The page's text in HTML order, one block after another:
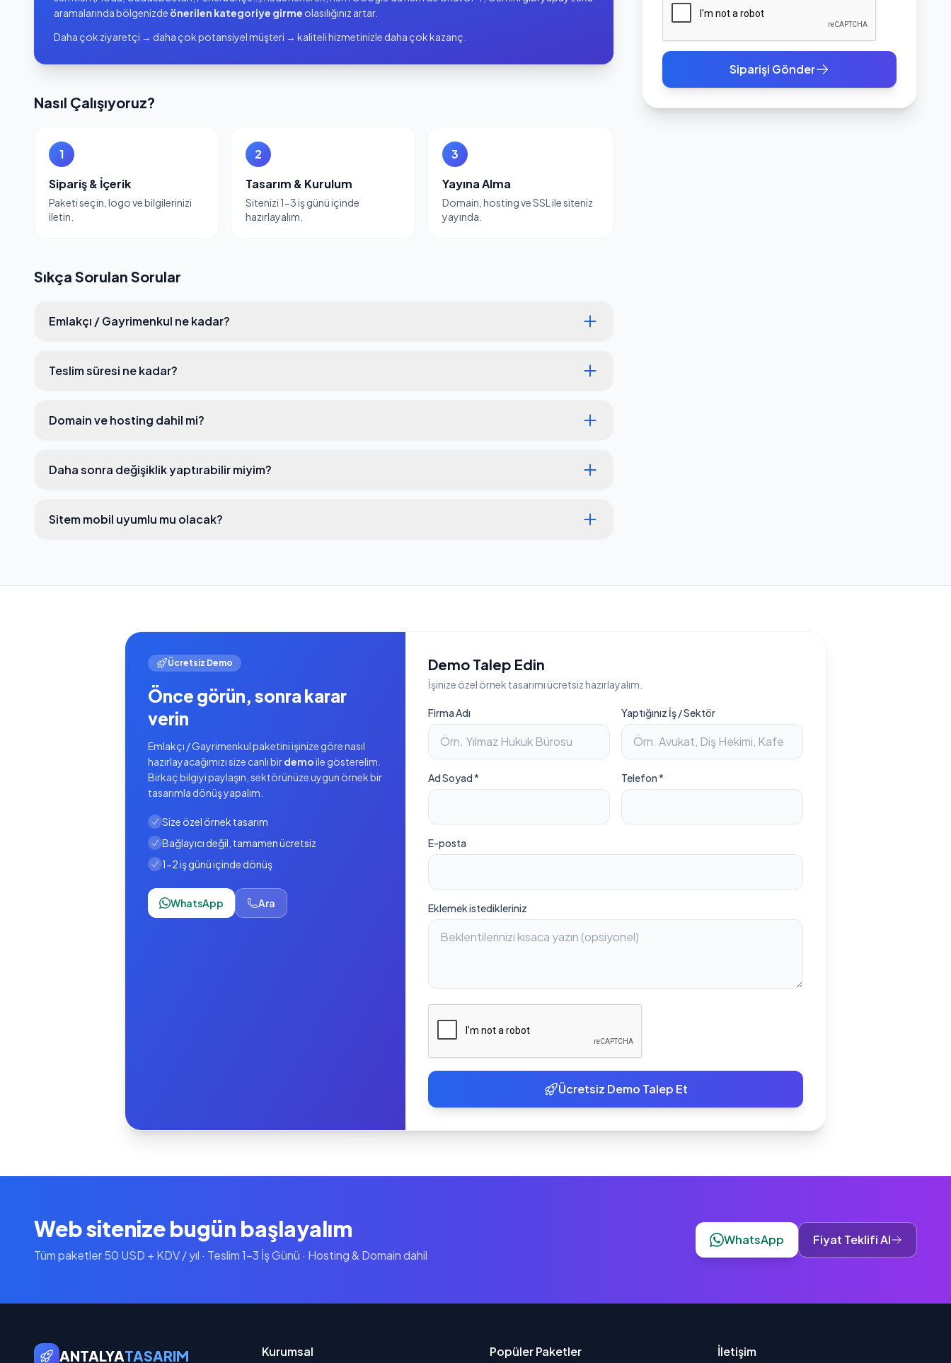
aramalarında bölgenizde önerilen kategoriye girme olasılığınız artar.
Daha çok ziyaretçi → daha çok potansiyel müşteri → kaliteli hizmetinizle daha çok kazanç.
Nasıl Çalışıyoruz?
1
Sipariş & İçerik
Paketi seçin, logo ve bilgilerinizi
iletin.
2
Tasarım & Kurulum
Sitenizi 1-3 iş günü içinde
hazırlayalım.
3
Yayına Alma
Domain, hosting ve SSL ile siteniz
yayında.
Sıkça Sorulan Sorular
Emlakçı / Gayrimenkul ne kadar?
Teslim süresi ne kadar?
Domain ve hosting dahil mi?
Daha sonra değişiklik yaptırabilir miyim?
Sitem mobil uyumlu mu olacak?
Siparişi Gönder
Ücretsiz Demo
Önce görün, sonra karar
verin
Emlakçı / Gayrimenkul paketini işinize göre nasıl
hazırlayacağımızı size canlı birdemoile gösterelim.
Birkaç bilgiyi paylaşın, sektörünüze uygun örnek bir
tasarımla dönüş yapalım.
Size özel örnek tasarım
Bağlayıcı değil, tamamen ücretsiz
1-2 iş günü içinde dönüş
WhatsApp Ara
Demo Talep Edin
İşinize özel örnek tasarımı ücretsiz hazırlayalım.
Firma Adı Yaptığınız İş / Sektör
Ad Soyad * Telefon *
E-posta
Eklemek istedikleriniz
Ücretsiz Demo Talep Et
Web sitenize bugün başlayalım
Tüm paketler 50 USD + KDV / yıl · Teslim 1-3 İş Günü · Hosting & Domain dahil
WhatsApp Fiyat Teklifi Al
ANTALYATASARIM Kurumsal Popüler Paketler İletişim